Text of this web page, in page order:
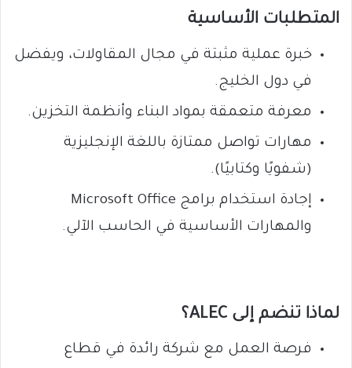
المتطلبات الأساسية
خبرة عملية مثبتة في مجال المقاولات، ويفضل
في دول الخليج.
معرفة متعمقة بمواد البناء وأنظمة التخزين.
مهارات تواصل ممتازة باللغة الإنجليزية
(شفويًا وكتابيًا).
إجادة استخدام برامج Microsoft Office
والمهارات الأساسية في الحاسب الآلي.
لماذا تنضم إلى ALEC؟
فرصة العمل مع شركة رائدة في قطاع